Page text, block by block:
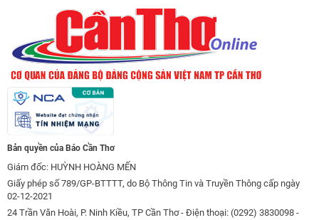
Bản quyền của Báo Cần Thơ
Giám đốc: HUỲNH HOÀNG MẾN
Giấy phép số 789/GP-BTTTT, do Bộ Thông Tin và Truyền Thông cấp ngày
02-12-2021
24 Trần Văn Hoài, P. Ninh Kiều, TP Cần Thơ - Điện thoại: (0292) 3830098 -